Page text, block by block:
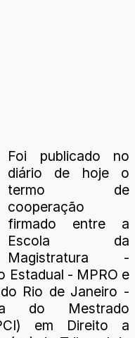
Foi publicado no
diário de hoje o
termo de
cooperação
firmado entre a
Escola da
Magistratura -
Estadual - MPRO e
Rio de Janeiro -
do Mestrado
em Direito a